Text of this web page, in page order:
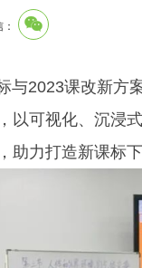
2023课改新方案
以可视化、沉浸
助力打造新课标